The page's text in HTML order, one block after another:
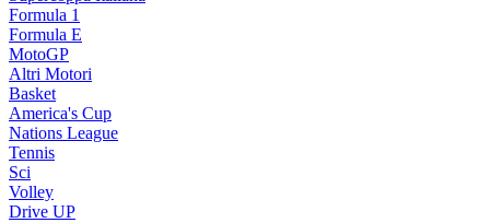
Formula 1
Formula E
MotoGP
Altri Motori
Basket
America's Cup
Nations League
Tennis
Sci
Volley
Drive UP